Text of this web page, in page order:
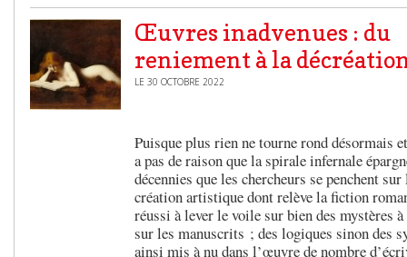
Œuvres inadvenues : du
reniement à la
LE 30 OCTOBRE 2022
Puisque plus rien ne tourne rond désormais
a pas de raison que la spirale infernale
décennies que les chercheurs se penchent
création artistique dont relève la fiction
réussi à lever le voile sur bien des mystères
sur les manuscrits ; des logiques sinon des
ainsi mis à nu dans l’œuvre de nombre